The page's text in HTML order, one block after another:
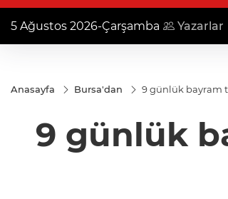
5 Ağustos 2026-Çarşamba Yazarlar
Anasayfa Bursa'dan 9 günlük bayram
9 günlük